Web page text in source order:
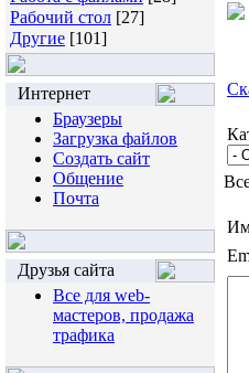
Рабочий стол [27]
Другие [101]
Интернет
Браузеры
Загрузка файлов
Создать сайт
Общение
Почта
Друзья сайта
Все для web-
мастеров, продажа
трафика